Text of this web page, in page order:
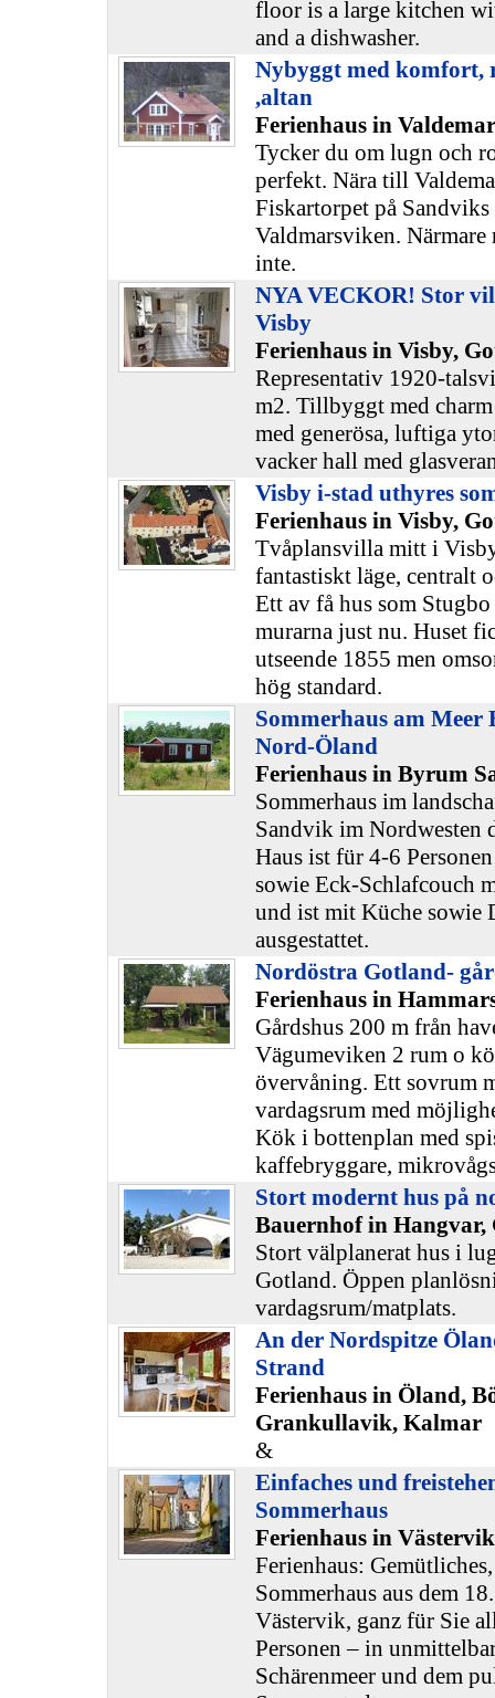
floor is a large kitchen
and a dishwasher.
Nybyggt med komfort,
,altan
Ferienhaus in
Tycker du om lugn och
perfekt. Nära till
Fiskartorpet på
Valdmarsviken. Närmare
inte.
NYA VECKOR! Stor
Visby
Ferienhaus in Visby,
Representativ 1920-
m2. Tillbyggt med
med generösa, luftiga
vacker hall med
Visby i-stad uthyres
Ferienhaus in Visby,
Tvåplansvilla mitt i
fantastiskt läge, centralt
Ett av få hus som
murarna just nu. Huset
utseende 1855 men
hög standard.
Sommerhaus am
Nord-Öland
Ferienhaus in Byrum
Sommerhaus im
Sandvik im Nordwesten
Haus ist für 4-6
sowie Eck-Schlafcouch
und ist mit Küche sowie
ausgestattet.
Nordöstra Gotland-
Ferienhaus in
Gårdshus 200 m från
Vägumeviken 2 rum o
övervåning. Ett sovrum
vardagsrum med
Kök i bottenplan med
kaffebryggare,
Stort modernt hus på
Bauernhof in Hangvar,
Stort välplanerat hus i
Gotland. Öppen
vardagsrum/matplats.
An der Nordspitze
Strand
Ferienhaus in Öland,
Grankullavik, Kalmar
&
Einfaches und
Sommerhaus
Ferienhaus in
Ferienhaus:
Sommerhaus aus dem
Västervik, ganz für Sie
Personen – in
Schärenmeer und dem